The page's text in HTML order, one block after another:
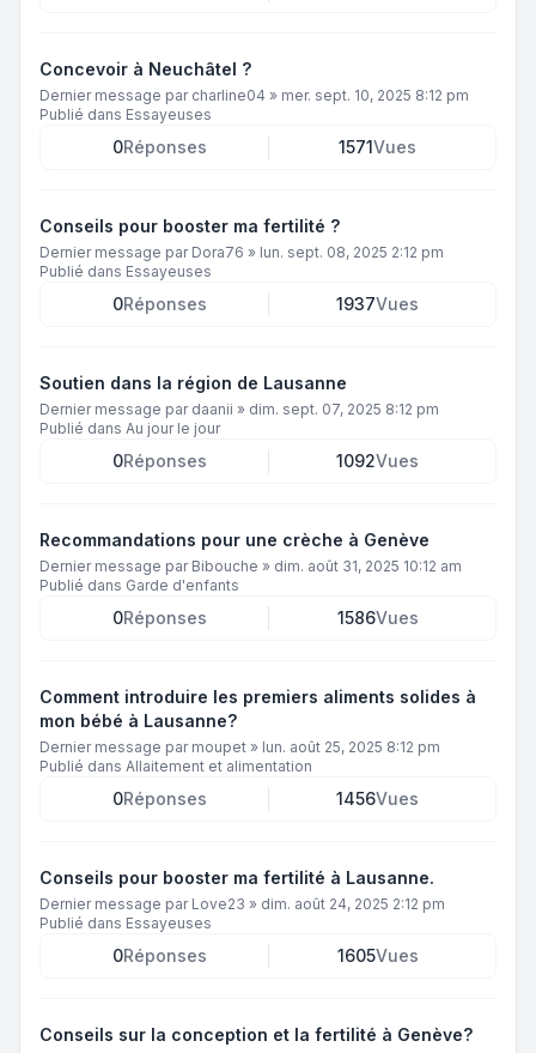
Concevoir à Neuchâtel ?
Dernier message par charline04 » mer. sept. 10, 2025 8:12 pm
Publié dans Essayeuses
0Réponses 1571Vues
Conseils pour booster ma fertilité ?
Dernier message par Dora76 » lun. sept. 08, 2025 2:12 pm
Publié dans Essayeuses
0Réponses 1937Vues
Soutien dans la région de Lausanne
Dernier message par daanii » dim. sept. 07, 2025 8:12 pm
Publié dans Au jour le jour
0Réponses 1092Vues
Recommandations pour une crèche à Genève
Dernier message par Bibouche » dim. août 31, 2025 10:12 am
Publié dans Garde d'enfants
0Réponses 1586Vues
Comment introduire les premiers aliments solides à
mon bébé à Lausanne?
Dernier message par moupet » lun. août 25, 2025 8:12 pm
Publié dans Allaitement et alimentation
0Réponses 1456Vues
Conseils pour booster ma fertilité à Lausanne.
Dernier message par Love23 » dim. août 24, 2025 2:12 pm
Publié dans Essayeuses
0Réponses 1605Vues
Conseils sur la conception et la fertilité à Genève?